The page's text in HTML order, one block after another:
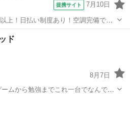
提携サイト 7月10日
上！日払い制度あり！空調完備で快
躍中！作業着無償貸与★マイカー通
場のお仕事 ◇卵
その他
ド
8月7日